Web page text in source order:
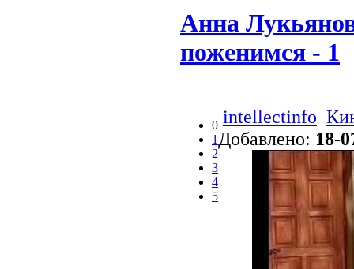
Анна
поженимся - 1
0
1
2
3
4
5
intellectinfo
Добавлено: 18-